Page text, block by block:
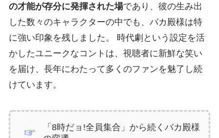
の才能が存分に発揮された場であり、彼の生み出
した数々のキャラクターの中でも、バカ殿様は特
に強い印象を残しました。 時代劇という設定を活
かしたユニークなコントは、視聴者に新鮮な笑い
を届け、長年にわたって多くのファンを魅了し続
けています。
「8時だョ!全員集合」から続くバカ殿様